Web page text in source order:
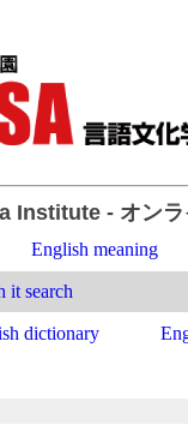
Institute- オンラ
English meaning
it search
dictionary